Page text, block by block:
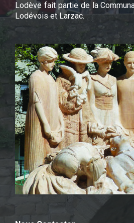
Lodève fait partie de la
Lodévois et Larzac.